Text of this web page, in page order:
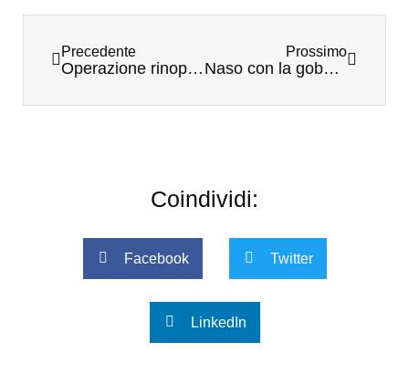
Precedente
Operazione rinoplastica: i 7 rischi da considerare
Prossimo
Naso con la gobba: l’intervento per correggerlo
Coindividi:
Facebook Twitter
LinkedIn